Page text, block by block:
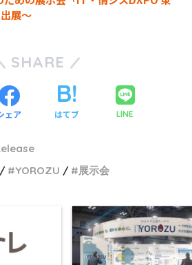
展～
SHARE
ェア はてブ LINE
YOROZU 展示会